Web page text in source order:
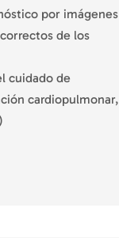
por imágenes
de los
cuidado de
cardiopulmonar,